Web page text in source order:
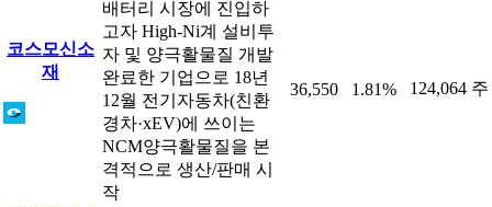
코스모신소
재
배터리 시장에 진입하
고자 High-Ni계 설비투
자 및 양극활물질 개발
완료한 기업으로 18년
12월 전기자동차(친환
경차·xEV)에 쓰이는
NCM양극활물질을 본
격적으로 생산/판매 시
작
36,550 1.81% 124,064 주